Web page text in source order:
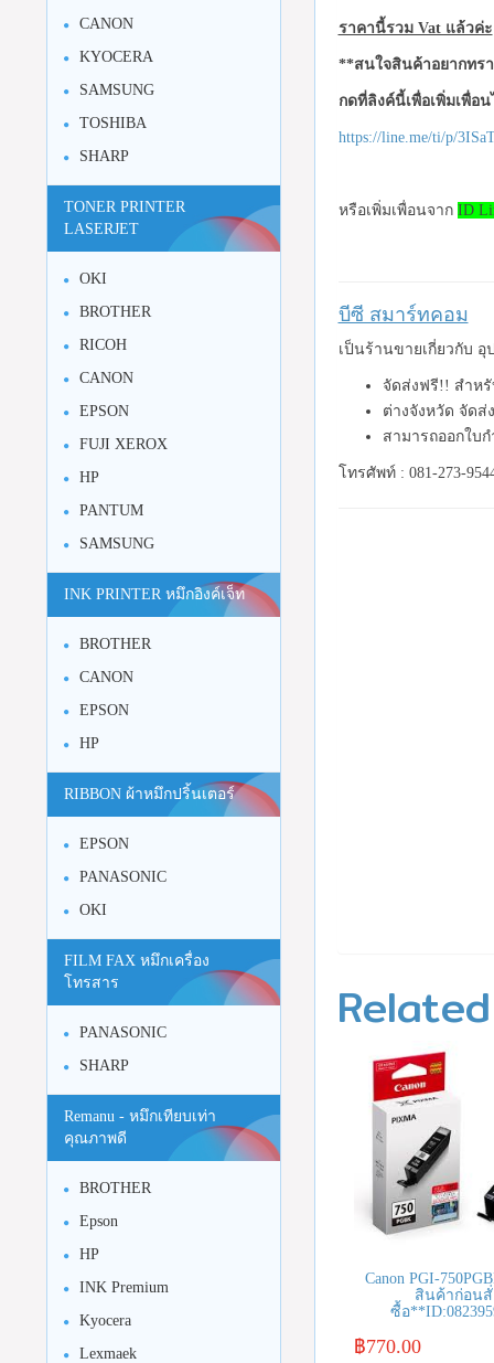
ราคานี้รวม Vat แล้วค่ะ
**สนใจสินค้าอยากทร
กดที่ลิงค์นี้เพื่อเพิ่มเพื่อ
https://line.me/ti/p/
หรือเพิ่มเพื่อนจาก ID
บีซี สมาร์ทคอม
เป็นร้านขายเกี่ยวกับ
จัดส่งฟรี!! สำห
ต่างจังหวัด จัดส่
สามารถออกใบ
โทรศัพท์ : 081-273-
Canon PGI-
สินค้าก่อนสั่
ซื้อ
฿770.00
CANON
KYOCERA
SAMSUNG
TOSHIBA
SHARP
TONER PRINTER
LASERJET
OKI
BROTHER
RICOH
CANON
EPSON
FUJI XEROX
HP
PANTUM
SAMSUNG
INK PRINTER หมึกอิงค์เจ็ท
BROTHER
CANON
EPSON
HP
RIBBON ผ้าหมึกปริ้นเตอร์
EPSON
PANASONIC
OKI
FILM FAX หมึกเครื่อง
โทรสาร
PANASONIC
SHARP
Remanu - หมึกเทียบเท่า
คุณภาพดี
BROTHER
Epson
HP
INK Premium
Kyocera
Lexmaek